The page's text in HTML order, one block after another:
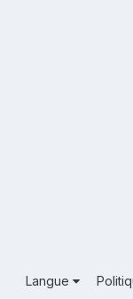
Langue